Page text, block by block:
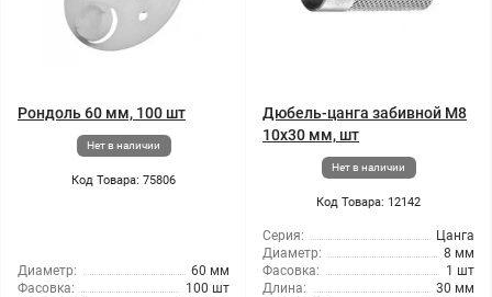
Рондоль 60 мм, 100 шт
Нет в наличии
Код Товара: 75806
Диаметр:
60 мм
Фасовка:
100 шт
Дюбель-цанга забивной М8
10x30 мм, шт
Нет в наличии
Код Товара: 12142
Серия:
Цанга
Диаметр:
8 мм
Фасовка:
1 шт
Длина:
30 мм